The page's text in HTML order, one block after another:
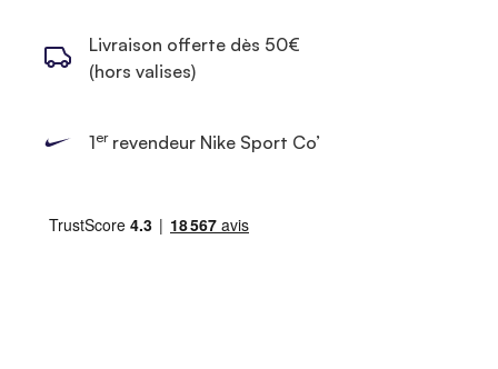
Livraison offerte dès 50€
(hors valises)
1errevendeur Nike Sport Co’